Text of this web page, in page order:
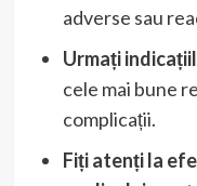
adverse sau
Urmați
cele mai bune
complicații.
Fiți atenți la